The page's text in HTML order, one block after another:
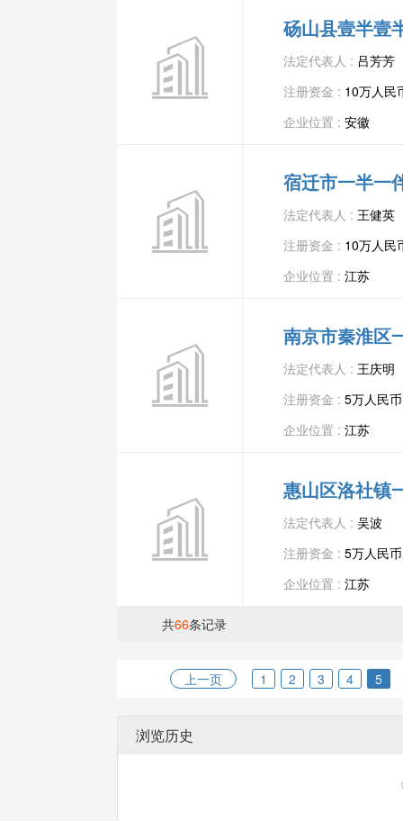
砀山县壹半壹
法定代表人 : 吕芳芳
注册资金 : 10万人民
企业位置 : 安徽
宿迁市一半一
法定代表人 : 王健英
注册资金 : 10万人民
企业位置 : 江苏
南京市秦淮区
法定代表人 : 王庆明
注册资金 : 5万人民币
企业位置 : 江苏
惠山区洛社镇
法定代表人 : 吴波
注册资金 : 5万人民币
企业位置 : 江苏
共66条记录
上一页 1 2 3 4 5
浏览历史